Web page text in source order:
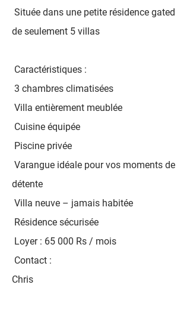
Située dans une petite résidence gated
de seulement 5 villas
Caractéristiques :
3 chambres climatisées
Villa entièrement meublée
Cuisine équipée
Piscine privée
Varangue idéale pour vos moments de
détente
Villa neuve – jamais habitée
Résidence sécurisée
Loyer : 65 000 Rs / mois
Contact :
Chris